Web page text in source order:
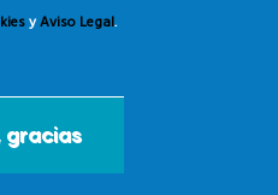
Blue Flag
yAviso Legal.
gracias